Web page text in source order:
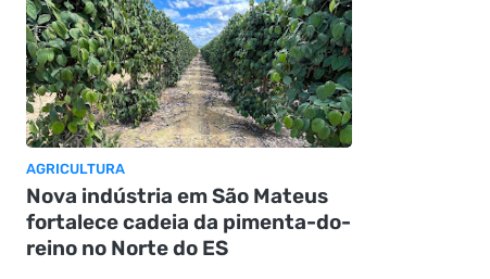
AGRICULTURA
Nova indústria em São Mateus
fortalece cadeia da pimenta-do-
reino no Norte do ES